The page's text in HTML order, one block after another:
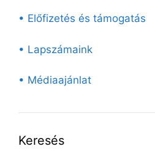
• Előfizetés és támogatás
• Lapszámaink
• Médiaajánlat
Keresés